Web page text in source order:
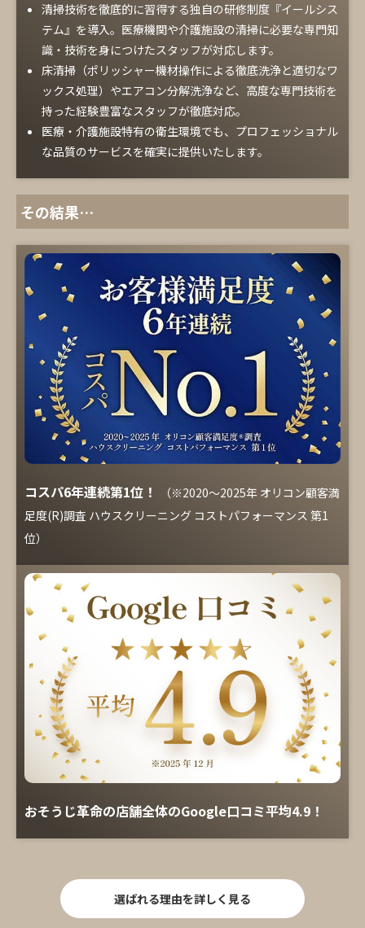
清掃技術を徹底的に習得する独自の研修制度『イールシス
テム』を導入。医療機関や介護施設の清掃に必要な専門知
識・技術を身につけたスタッフが対応します。
床清掃（ポリッシャー機材操作による徹底洗浄と適切なワ
ックス処理）やエアコン分解洗浄など、高度な専門技術を
持った経験豊富なスタッフが徹底対応。
医療・介護施設特有の衛生環境でも、プロフェッショナル
な品質のサービスを確実に提供いたします。
その結果…
コスパ6年連続第1位！
（※2020～2025年 オリコン顧客満
足度(R)調査 ハウスクリーニング コストパフォーマンス 第1
位）
おそうじ革命の店舗全体のGoogle口コミ平均4.9！
選ばれる理由を詳しく見る